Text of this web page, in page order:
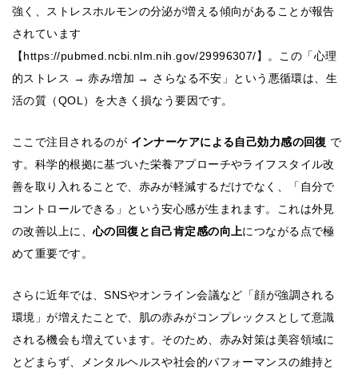
強く、ストレスホルモンの分泌が増える傾向があることが報告
されています
【https://pubmed.ncbi.nlm.nih.gov/29996307/】。この「心理
的ストレス → 赤み増加 → さらなる不安」という悪循環は、生
活の質（QOL）を大きく損なう要因です。
ここで注目されるのが インナーケアによる自己効力感の回復 で
す。科学的根拠に基づいた栄養アプローチやライフスタイル改
善を取り入れることで、赤みが軽減するだけでなく、「自分で
コントロールできる」という安心感が生まれます。これは外見
の改善以上に、 心の回復と自己肯定感の向上につながる点で極
めて重要です。
さらに近年では、SNSやオンライン会議など「顔が強調される
環境」が増えたことで、肌の赤みがコンプレックスとして意識
される機会も増えています。そのため、赤み対策は美容領域に
とどまらず、メンタルヘルスや社会的パフォーマンスの維持と